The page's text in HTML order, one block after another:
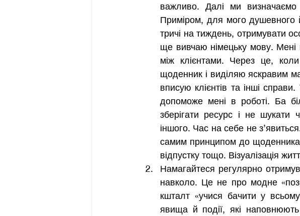
важливо. Далі ми визначаємо
Приміром, для мого душевного
тричі на тиждень, отримувати
ще вивчаю німецьку мову. Мені
між клієнтами. Через це,
щоденник і виділяю яскравим
вписую клієнтів та інші
допоможе мені в роботі. Ба
зберігати ресурс і не шукати
іншого. Час на себе не
самим принципом до щоденника
відпустку тощо. Візуалізація
Намагайтеся регулярно
навколо. Це не про модне
кшталт «учися бачити у
явища й події, які